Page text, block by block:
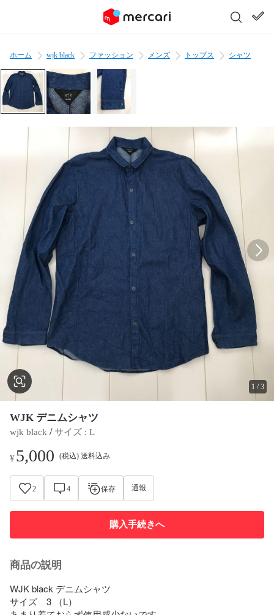
ホーム wjk black ファッション メンズ トップス シャツ
1 /3
WJK デニムシャツ
wjk black / サイズ : L
¥5,000 (税込) 送料込み
2 4 保存 通報
購入手続きへ
商品の説明
WJK black デニムシャツ
サイズ　3 （L）